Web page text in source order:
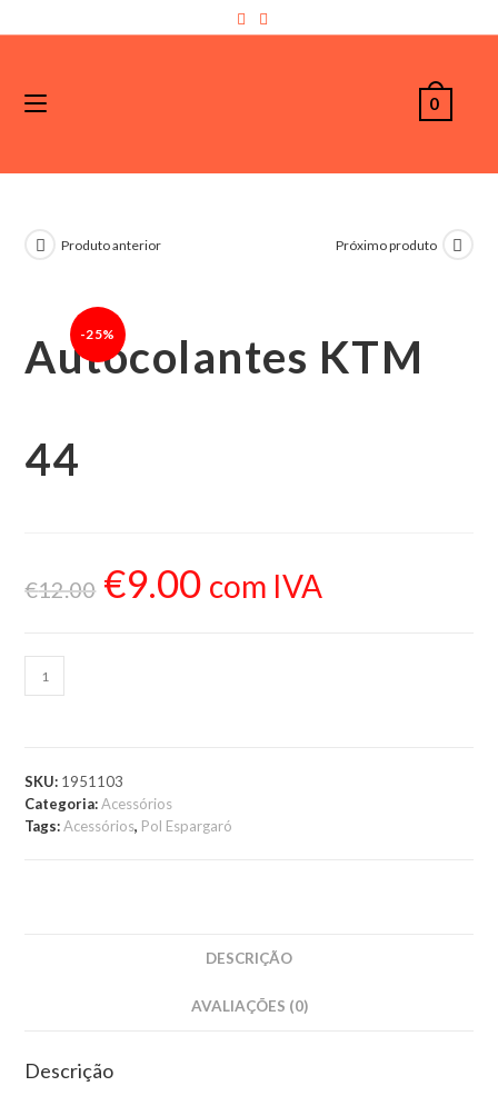
0
-25%
Produto anterior Próximo produto
Autocolantes KTM
44
€12.00 €9.00 com IVA
SKU: 1951103
Categoria:Acessórios
Tags:Acessórios, Pol Espargaró
DESCRIÇÃO
AVALIAÇÕES (0)
Descrição